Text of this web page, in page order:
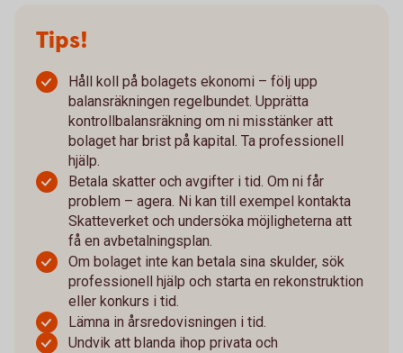
Tips!
Håll koll på bolagets ekonomi – följ upp
balansräkningen regelbundet. Upprätta
kontrollbalansräkning om ni misstänker att
bolaget har brist på kapital. Ta professionell
hjälp.
Betala skatter och avgifter i tid. Om ni får
problem – agera. Ni kan till exempel kontakta
Skatteverket och undersöka möjligheterna att
få en avbetalningsplan.
Om bolaget inte kan betala sina skulder, sök
professionell hjälp och starta en rekonstruktion
eller konkurs i tid.
Lämna in årsredovisningen i tid.
Undvik att blanda ihop privata och